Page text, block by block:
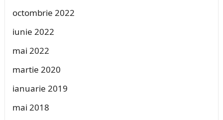
octombrie 2022
iunie 2022
mai 2022
martie 2020
ianuarie 2019
mai 2018